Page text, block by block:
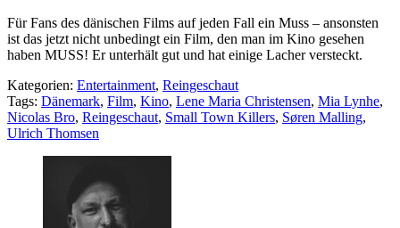
Für Fans des dänischen Films auf jeden Fall ein Muss – ansonsten
ist das jetzt nicht unbedingt ein Film, den man im Kino gesehen
haben MUSS! Er unterhält gut und hat einige Lacher versteckt.
Kategorien: Entertainment, Reingeschaut
Tags: Dänemark, Film, Kino, Lene Maria Christensen, Mia Lynhe,
Nicolas Bro, Reingeschaut, Small Town Killers, Søren Malling,
Ulrich Thomsen